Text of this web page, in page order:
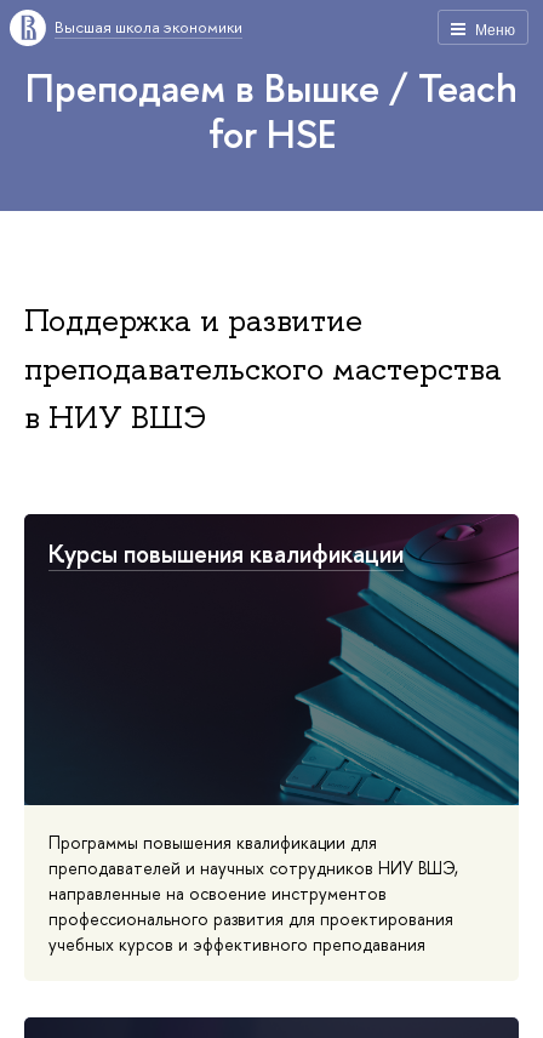
Меню
Высшая школа экономики
Преподаем в Вышке / Teach
for HSE
Поддержка и развитие
преподавательского мастерства
в НИУ ВШЭ
Курсы повышения квалификации
Программы повышения квалификации для
преподавателей и научных сотрудников НИУ ВШЭ,
направленные на освоение инструментов
профессионального развития для проектирования
учебных курсов и эффективного преподавания